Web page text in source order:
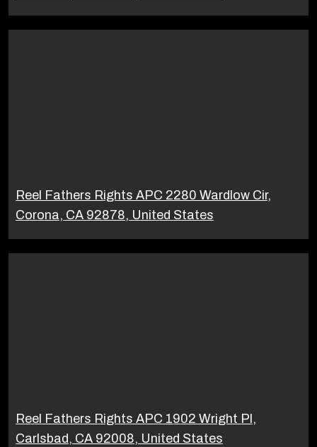
Reel Fathers Rights APC 2280 Wardlow Cir,
Corona, CA 92878, United States
Reel Fathers Rights APC 1902 Wright Pl,
Carlsbad, CA 92008, United States